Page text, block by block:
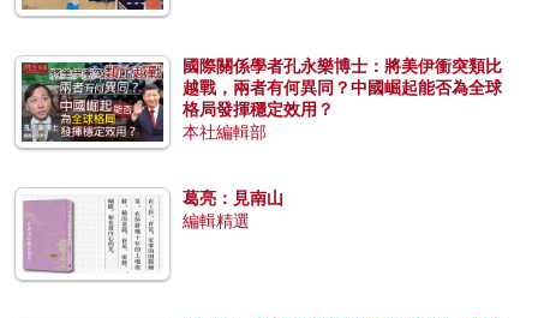
國際關係學者孔永樂博士：將美伊衝突類比
越戰，兩者有何異同？中國崛起能否為全球
格局發揮穩定效用？
本社編輯部
葛亮：見南山
編輯精選